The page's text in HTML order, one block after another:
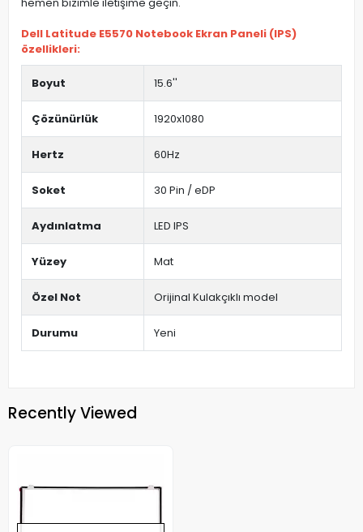
Dell Latitude E5570 Notebook Ekran Paneli (IPS)
özellikleri:
Boyut 15.6''
Çözünürlük 1920x1080
Hertz 60Hz
Soket 30 Pin / eDP
Aydınlatma LED IPS
Yüzey Mat
Özel Not Orijinal Kulakçıklı model
Durumu Yeni
Recently Viewed